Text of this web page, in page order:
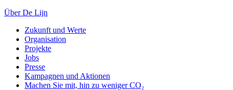
Über De Lijn
Zukunft und Werte
Organisation
Projekte
Jobs
Presse
Kampagnen und Aktionen
Machen Sie mit, hin zu weniger CO₂